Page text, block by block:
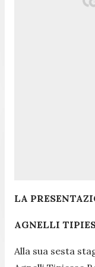
LA
AGNELLI
Alla sua sesta